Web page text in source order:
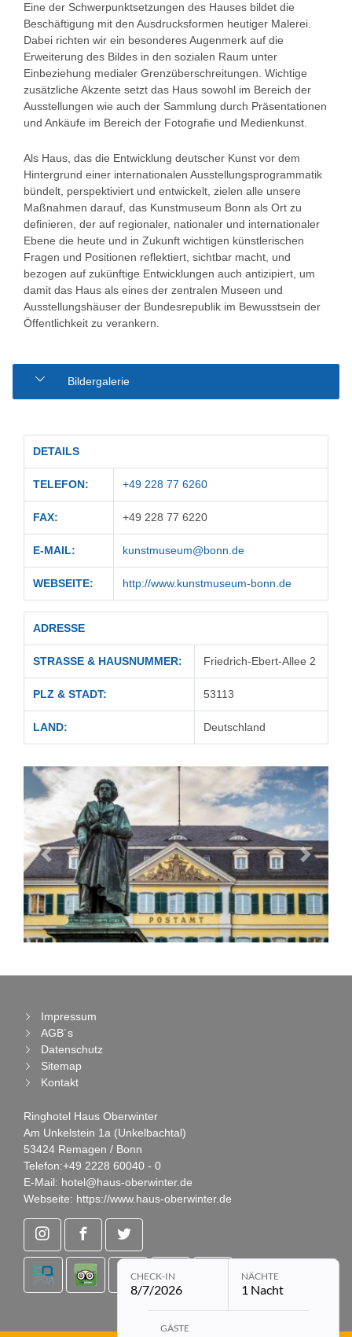
CHECK-IN
8/7/2026
NÄCHTE
1 Nacht
GÄSTE
Eine der Schwerpunktsetzungen des Hauses bildet die
Beschäftigung mit den Ausdrucksformen heutiger Malerei.
Dabei richten wir ein besonderes Augenmerk auf die
Erweiterung des Bildes in den sozialen Raum unter
Einbeziehung medialer Grenzüberschreitungen. Wichtige
zusätzliche Akzente setzt das Haus sowohl im Bereich der
Ausstellungen wie auch der Sammlung durch Präsentationen
und Ankäufe im Bereich der Fotografie und Medienkunst.
Als Haus, das die Entwicklung deutscher Kunst vor dem
Hintergrund einer internationalen Ausstellungsprogrammatik
bündelt, perspektiviert und entwickelt, zielen alle unsere
Maßnahmen darauf, das Kunstmuseum Bonn als Ort zu
definieren, der auf regionaler, nationaler und internationaler
Ebene die heute und in Zukunft wichtigen künstlerischen
Fragen und Positionen reflektiert, sichtbar macht, und
bezogen auf zukünftige Entwicklungen auch antizipiert, um
damit das Haus als eines der zentralen Museen und
Ausstellungshäuser der Bundesrepublik im Bewusstsein der
Öffentlichkeit zu verankern.
Bildergalerie
DETAILS
TELEFON: +49 228 77 6260
FAX: +49 228 77 6220
E-MAIL: kunstmuseum@bonn.de
WEBSEITE: http://www.kunstmuseum-bonn.de
ADRESSE
STRASSE & HAUSNUMMER: Friedrich-Ebert-Allee 2
PLZ & STADT: 53113
LAND: Deutschland
Zurück Vor
Impressum
AGB´s
Datenschutz
Sitemap
Kontakt
Ringhotel Haus Oberwinter
Am Unkelstein 1a (Unkelbachtal)
53424 Remagen / Bonn
Telefon:+49 2228 60040 - 0
E-Mail: hotel@haus-oberwinter.de
Webseite: https://www.haus-oberwinter.de